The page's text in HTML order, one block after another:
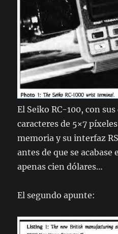
El Seiko RC-100, con
caracteres de 5×7
memoria y su interfaz
antes de que se acabase
apenas cien dólares…
El segundo apunte: